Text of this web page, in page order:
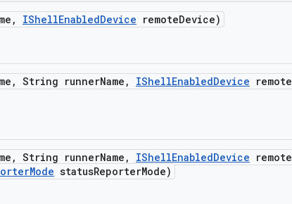
, IShellEnabledDevice remoteDevice)
, String runnerName , IShellEnabledDevice remote
, String runnerName , IShellEnabledDevice remote
Mode statusReporterMode)